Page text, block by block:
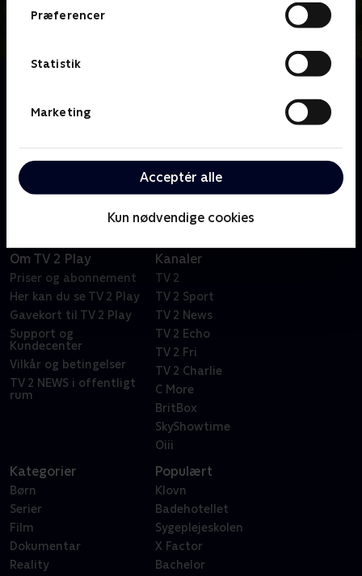
Præferencer
Statistik
Marketing
Acceptér alle
Kun nødvendige cookies
Hvad er lyd? Hvor kommer blæst fra? Hvad er sten
lavet af? Katrine undersøger det, og sammen med
laver vilde eksperimenter, lytter til vidunderlig musik
og leder efter svar inde i sit eget hoved.
Om TV 2 Play
Priser og abonnement
Her kan du se TV 2 Play
Gavekort til TV 2 Play
Support og
Kundecenter
Vilkår og betingelser
TV 2 NEWS i offentligt
rum
Kanaler
TV 2
TV 2 Sport
TV 2 News
TV 2 Echo
TV 2 Fri
TV 2 Charlie
C More
BritBox
SkyShowtime
Oiii
Kategorier
Børn
Serier
Film
Dokumentar
Reality
Populært
Klovn
Badehotellet
Sygeplejeskolen
X Factor
Bachelor